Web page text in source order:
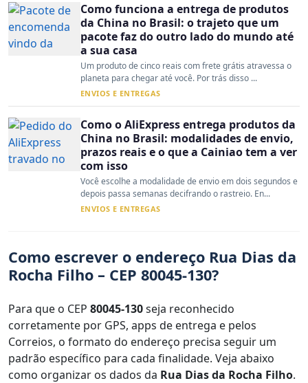
Como funciona a entrega de produtos
da China no Brasil: o trajeto que um
pacote faz do outro lado do mundo até
a sua casa
Um produto de cinco reais com frete grátis atravessa o
planeta para chegar até você. Por trás disso ...
ENVIOS E ENTREGAS
Como o AliExpress entrega produtos da
China no Brasil: modalidades de envio,
prazos reais e o que a Cainiao tem a ver
com isso
Você escolhe a modalidade de envio em dois segundos e
depois passa semanas decifrando o rastreio. En...
ENVIOS E ENTREGAS
Como escrever o endereço Rua Dias da
Rocha Filho – CEP 80045-130?
Para que o CEP 80045-130seja reconhecido
corretamente por GPS, apps de entrega e pelos
Correios, o formato do endereço precisa seguir um
padrão específico para cada finalidade. Veja abaixo
como organizar os dados da Rua Dias da Rocha Filho.